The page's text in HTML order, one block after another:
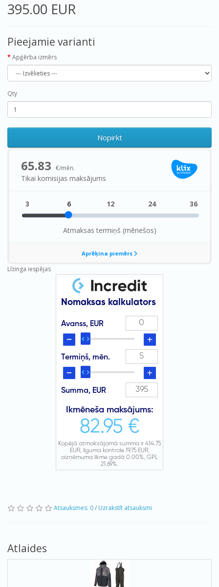
395.00 EUR
Pieejamie varianti
Apģērba izmērs
Qty
Nopirkt
Līzinga iespējas
Atsauksmes: 0/ Uzrakstīt atsauksmi
Atlaides